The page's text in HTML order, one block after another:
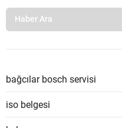
bağcılar bosch servisi
iso belgesi